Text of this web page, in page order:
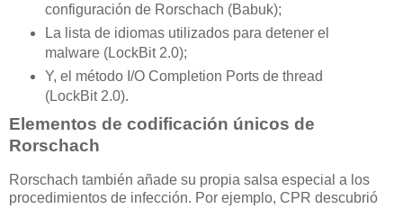
configuración de Rorschach (Babuk);
La lista de idiomas utilizados para detener el
malware (LockBit 2.0);
Y, el método I/O Completion Ports de thread
(LockBit 2.0).
Elementos de codificación únicos de
Rorschach
Rorschach también añade su propia salsa especial a los
procedimientos de infección. Por ejemplo, CPR descubrió